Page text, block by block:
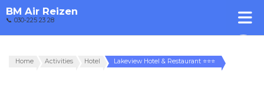
BM Air Reizen
📞 030-225 23 28
Home Activities Hotel Lakeview Hotel & Restaurant ⭐⭐⭐